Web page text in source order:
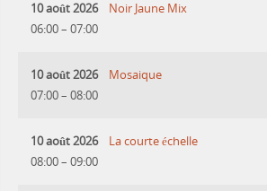
10 août 2026
06:00– 07:00
Noir Jaune Mix
10 août 2026
07:00– 08:00
Mosaique
10 août 2026
08:00– 09:00
La courte échelle